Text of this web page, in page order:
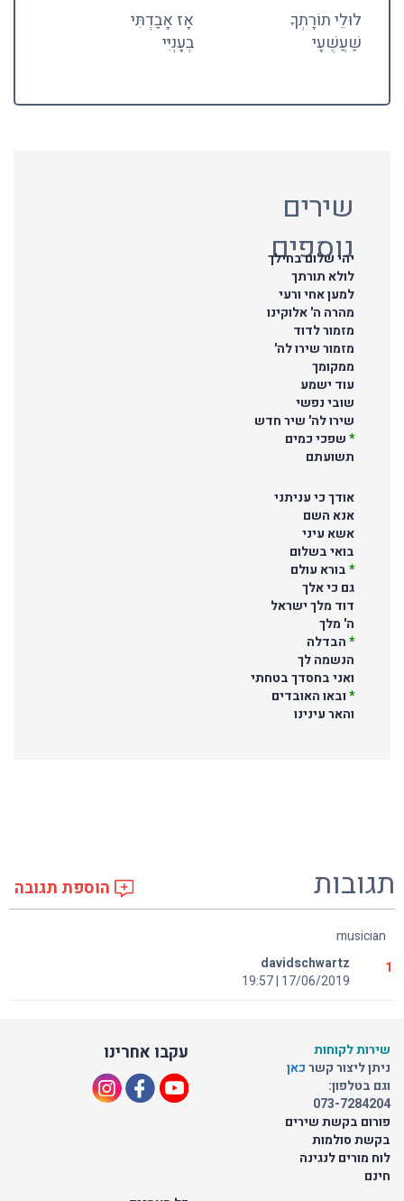
לוּלֵי תוֹרָתְךָ
שַׁעֲשֻׁעָי
אָז אָבַדְתִּי
בְעָנְיִּי
שירים
נוספים
יהי שלום בחילך
לולא תורתך
למען אחי ורעי
מהרה ה' אלוקינו
מזמור לדוד
מזמור שירו לה'
ממקומך
עוד ישמע
שובי נפשי
שירו לה' שיר חדש
*שפכי כמים
תשועתם
אודך כי עניתני
אנא השם
אשא עיני
בואי בשלום
*בורא עולם
גם כי אלך
דוד מלך ישראל
ה' מלך
*הבדלה
הנשמה לך
ואני בחסדך בטחתי
*ובאו האובדים
והאר עינינו
תגובות הוספת תגובה
musician
davidschwartz
17/06/2019 | 19:57
1
עקבו אחרינו
שירות לקוחות
ניתן ליצור קשרכאן
וגם בטלפון:
073-7284204
פורום בקשת שירים
בקשת סולמות
לוח מורים לנגינה
חינם